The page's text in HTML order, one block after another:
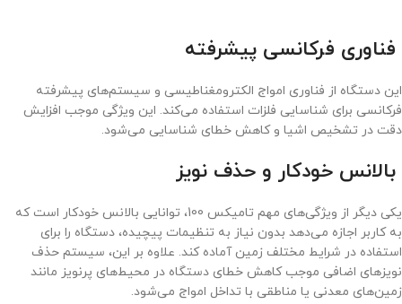
فناوری فرکانسی پیشرفته
این دستگاه از فناوری امواج الکترومغناطیسی و سیستم‌های پیشرفته
فرکانسی برای شناسایی فلزات استفاده می‌کند. این ویژگی موجب افزایش
دقت در تشخیص اشیا و کاهش خطای شناسایی می‌شود.
بالانس خودکار و حذف نویز
یکی دیگر از ویژگی‌های مهم تامیکس 100، توانایی بالانس خودکار است که
به کاربر اجازه می‌دهد بدون نیاز به تنظیمات پیچیده، دستگاه را برای
استفاده در شرایط مختلف زمین آماده کند. علاوه بر این، سیستم حذف
نویزهای اضافی موجب کاهش خطای دستگاه در محیط‌های پرنویز مانند
زمین‌های معدنی یا مناطقی با تداخل امواج می‌شود.